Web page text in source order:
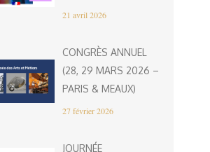
21 avril 2026
CONGRÈS ANNUEL
(28, 29 MARS 2026 –
PARIS & MEAUX)
27 février 2026
JOURNÉE